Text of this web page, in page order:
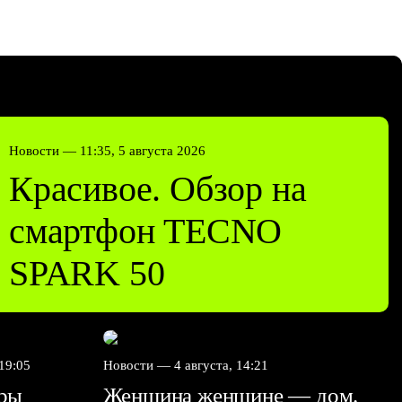
Новости — 11:35, 5 августа 2026
Красивое. Обзор на
смартфон TECNO
SPARK 50
Новости — 4 августа, 14:21
Женщина женщине — дом.